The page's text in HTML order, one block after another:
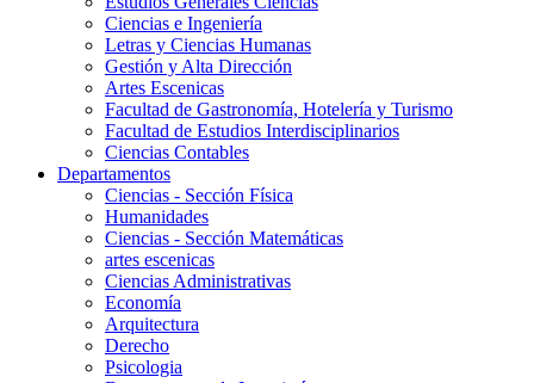
Ciencias e Ingeniería
Letras y Ciencias Humanas
Gestión y Alta Dirección
Artes Escenicas
Facultad de Gastronomía, Hotelería y Turismo
Facultad de Estudios Interdisciplinarios
Ciencias Contables
Departamentos
Ciencias - Sección Física
Humanidades
Ciencias - Sección Matemáticas
artes escenicas
Ciencias Administrativas
Economía
Arquitectura
Derecho
Psicologia